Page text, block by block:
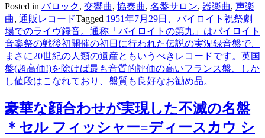
Posted in バロック, 交響曲, 協奏曲, 名盤サロン, 器楽曲, 声楽
曲, 通販レコードTagged 1951年7月29日、バイロイト祝祭劇
場でのライヴ録音。通称「バイロイトの第九」はバイロイト
音楽祭の戦後初開催の初日に行われた伝説の実況録音盤で、
まさに20世紀の人類の遺産ともいうべきレコードです。英国
盤(超高価!)を除けば最も音質的評価の高いフランス盤、しか
し値段はこなれており、盤質も良好なお勧め品。
豪華な顔合わせが実現した不滅の名盤
＊セル フィッシャー=ディースカウ シ